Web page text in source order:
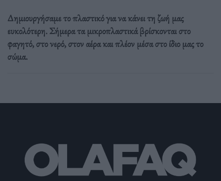
Δημιουργήσαμε το πλαστικό για να κάνει τη ζωή μας
ευκολότερη. Σήμερα τα μικροπλαστικά βρίσκονται στο
φαγητό, στο νερό, στον αέρα και πλέον μέσα στο ίδιο μας το
σώμα.